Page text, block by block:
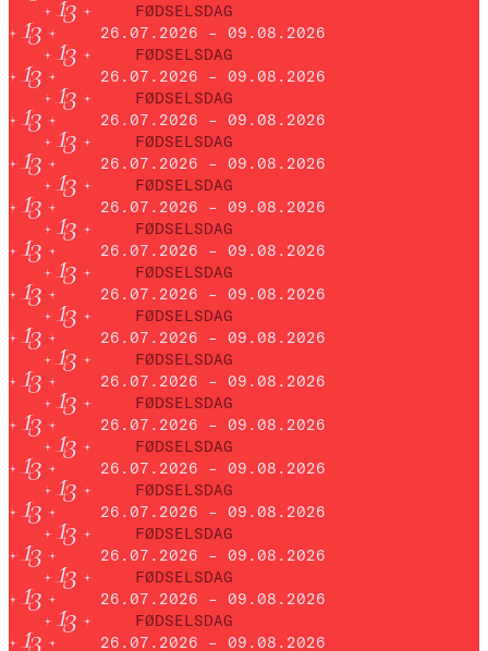
FØDSELSDAG
26.07.2026 – 09.08.2026
FØDSELSDAG
26.07.2026 – 09.08.2026
FØDSELSDAG
26.07.2026 – 09.08.2026
FØDSELSDAG
26.07.2026 – 09.08.2026
FØDSELSDAG
26.07.2026 – 09.08.2026
FØDSELSDAG
26.07.2026 – 09.08.2026
FØDSELSDAG
26.07.2026 – 09.08.2026
FØDSELSDAG
26.07.2026 – 09.08.2026
FØDSELSDAG
26.07.2026 – 09.08.2026
FØDSELSDAG
26.07.2026 – 09.08.2026
FØDSELSDAG
26.07.2026 – 09.08.2026
FØDSELSDAG
26.07.2026 – 09.08.2026
FØDSELSDAG
26.07.2026 – 09.08.2026
FØDSELSDAG
26.07.2026 – 09.08.2026
FØDSELSDAG
26.07.2026 – 09.08.2026